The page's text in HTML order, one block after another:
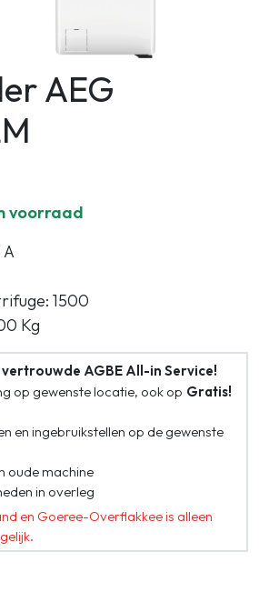
AEG
voorraad
A
1500
Kg
AGBE All-in Service!
Gratis!
op gewenste locatie, ook op
en ingebruikstellen op de gewenste
oude machine
in overleg
en Goeree-Overflakkee is alleen